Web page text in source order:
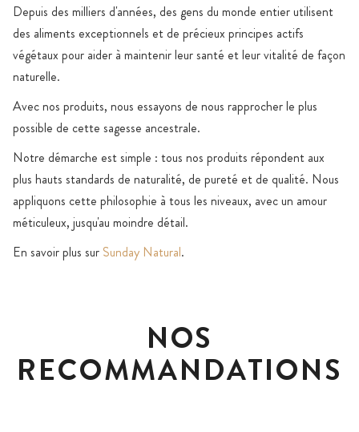
Depuis des milliers d'années, des gens du monde entier utilisent
des aliments exceptionnels et de précieux principes actifs
végétaux pour aider à maintenir leur santé et leur vitalité de façon
naturelle.
Avec nos produits, nous essayons de nous rapprocher le plus
possible de cette sagesse ancestrale.
Notre démarche est simple : tous nos produits répondent aux
plus hauts standards de naturalité, de pureté et de qualité. Nous
appliquons cette philosophie à tous les niveaux, avec un amour
méticuleux, jusqu'au moindre détail.
En savoir plus sur Sunday Natural.
NOS
RECOMMANDATIONS